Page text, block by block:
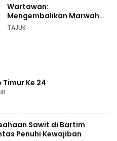
Wartawan:
Mengembalikan Marwah
Pers dan Keadilan
TAJUK
Ke 24
Sawit di Bartim
Penuhi Kewajiban